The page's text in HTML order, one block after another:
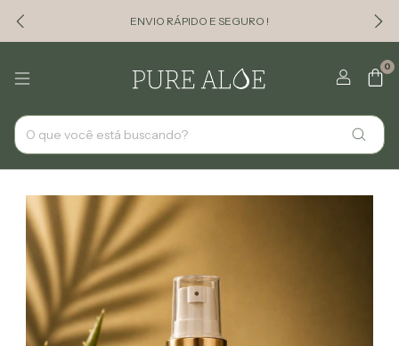
ENVIO RÁPIDO E SEGURO !
0